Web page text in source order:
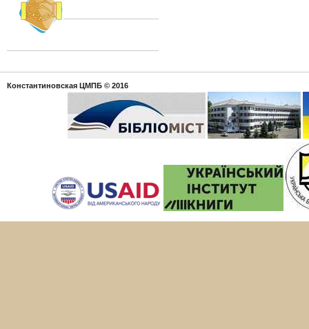
Константиновская ЦМПБ © 2016